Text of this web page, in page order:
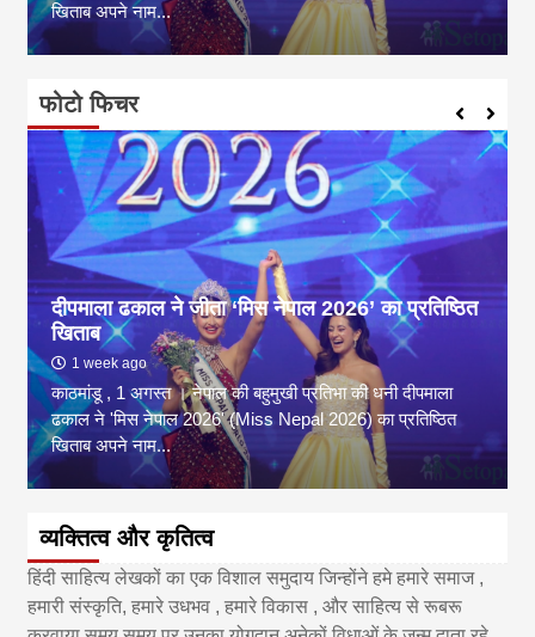
खिताब अपने नाम...
फोटो फिचर
दीपमाला ढकाल ने जीता ‘मिस नेपाल 2026’ का प्रतिष्ठित
खिताब
1 week ago
काठमांडू , 1 अगस्त । नेपाल की बहुमुखी प्रतिभा की धनी दीपमाला
ढकाल ने 'मिस नेपाल 2026' (Miss Nepal 2026) का प्रतिष्ठित
खिताब अपने नाम...
व्यक्तित्व और कृतित्व
हिंदी साहित्य लेखकों का एक विशाल समुदाय जिन्होंने हमे हमारे समाज ,
हमारी संस्कृति, हमारे उधभव , हमारे विकास , और साहित्य से रूबरू